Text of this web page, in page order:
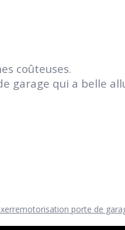
coûteuses.
garage qui a belle
motorisation porte de